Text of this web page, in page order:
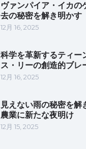
ヴァンパイア・イカの
去の秘密を解き明かす
12月 16, 2025
科学を革新するティー
ス・リーの創造的ブレ
12月 16, 2025
見えない雨の秘密を解
農業に新たな夜明け
12月 15, 2025